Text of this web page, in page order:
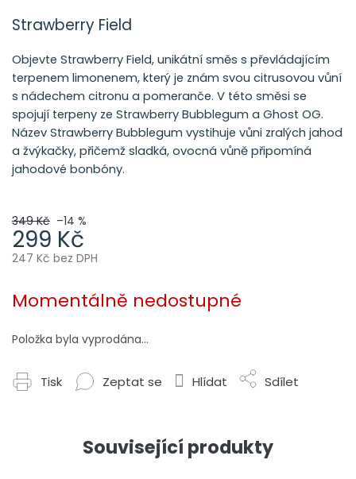
349 Kč –14 %
299 Kč
247 Kč bez DPH
cena:
Momentálně nedostupné
Položka byla vyprodána…
Strawberry Field
Objevte Strawberry Field, unikátní směs s převládajícím
terpenem limonenem, který je znám svou citrusovou vůní
s nádechem citronu a pomeranče. V této směsi se
spojují terpeny ze Strawberry Bubblegum a Ghost OG.
Název Strawberry Bubblegum vystihuje vůni zralých jahod
a žvýkačky, přičemž sladká, ovocná vůně připomíná
jahodové bonbóny.
Tisk Zeptat se Hlídat Sdílet
Související produkty